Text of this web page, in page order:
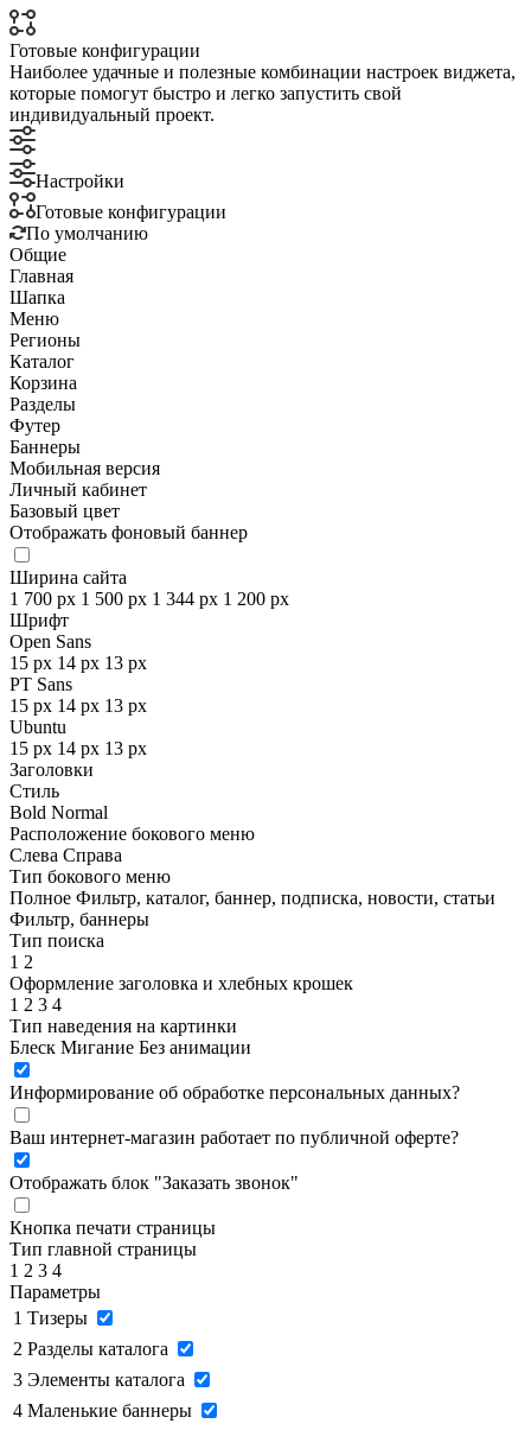
Готовые конфигурации
Наиболее удачные и полезные комбинации настроек виджета,
которые помогут быстро и легко запустить свой
индивидуальный проект.
Настройки
Готовые конфигурации
По умолчанию
Общие
Главная
Шапка
Меню
Регионы
Каталог
Корзина
Разделы
Футер
Баннеры
Мобильная версия
Личный кабинет
Базовый цвет
Отображать фоновый баннер
Ширина сайта
1 700 px 1 500 px 1 344 px 1 200 px
Шрифт
Open Sans
15 px 14 px 13 px
PT Sans
15 px 14 px 13 px
Ubuntu
15 px 14 px 13 px
Заголовки
Стиль
Bold Normal
Расположение бокового меню
Слева Справа
Тип бокового меню
Полное Фильтр, каталог, баннер, подписка, новости, статьи
Фильтр, баннеры
Тип поиска
1 2
Оформление заголовка и хлебных крошек
1 2 3 4
Тип наведения на картинки
Блеск Мигание Без анимации
Информирование об обработке персональных данных?
Ваш интернет-магазин работает по публичной оферте?
Отображать блок "Заказать звонок"
Кнопка печати страницы
Тип главной страницы
1 2 3 4
Параметры
1 Тизеры
2 Разделы каталога
3 Элементы каталога
4 Маленькие баннеры